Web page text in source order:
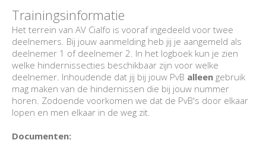
Trainingsinformatie
Het terrein van AV Cialfo is vooraf ingedeeld voor twee
deelnemers. Bij jouw aanmelding heb jij je aangemeld als
deelnemer 1 of deelnemer 2. In het logboek kun je zien
welke hindernissecties beschikbaar zijn voor welke
deelnemer. Inhoudende dat jij bij jouw PvB alleen gebruik
mag maken van de hindernissen die bij jouw nummer
horen. Zodoende voorkomen we dat de PvB's door elkaar
lopen en men elkaar in de weg zit.
Documenten: